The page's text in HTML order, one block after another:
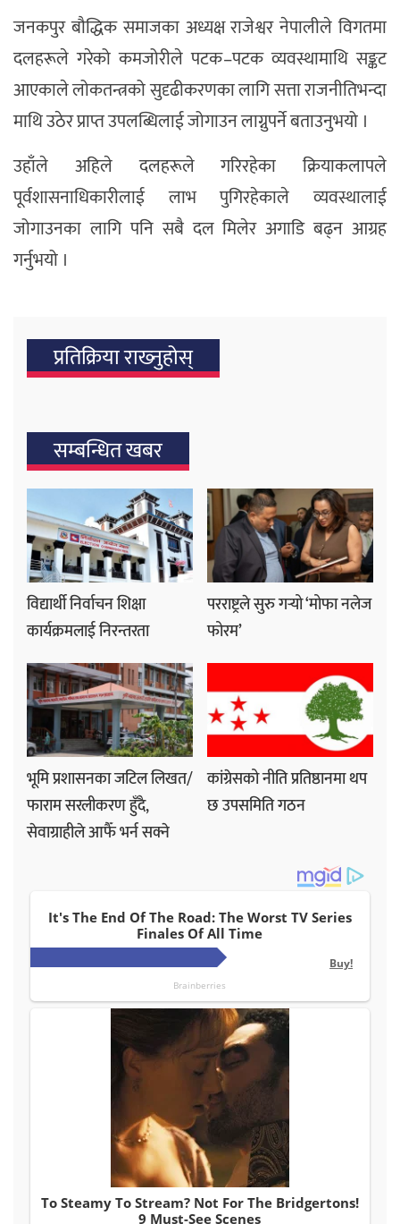
जनकपुर बौद्धिक समाजका अध्यक्ष राजेश्वर नेपालीले विगतमा
दलहरूले गरेको कमजोरीले पटक–पटक व्यवस्थामाथि सङ्कट
आएकाले लोकतन्त्रको सुदृढीकरणका लागि सत्ता राजनीतिभन्दा
माथि उठेर प्राप्त उपलब्धिलाई जोगाउन लाग्नुपर्ने बताउनुभयो ।
उहाँले अहिले दलहरूले गरिरहेका क्रियाकलापले
पूर्वशासनाधिकारीलाई लाभ पुगिरहेकाले व्यवस्थालाई
जोगाउनका लागि पनि सबै दल मिलेर अगाडि बढ्न आग्रह
गर्नुभयो ।
प्रतिक्रिया राख्‍नुहोस्
सम्बन्धित खबर
विद्यार्थी निर्वाचन शिक्षा
कार्यक्रमलाई निरन्तरता
परराष्ट्रले सुरु गर्‍यो ‘मोफा नलेज
फोरम’
भूमि प्रशासनका जटिल लिखत/
फाराम सरलीकरण हुँदै,
सेवाग्राहीले आफैँ भर्न सक्ने
कांग्रेसको नीति प्रतिष्ठानमा थप
छ उपसमिति गठन